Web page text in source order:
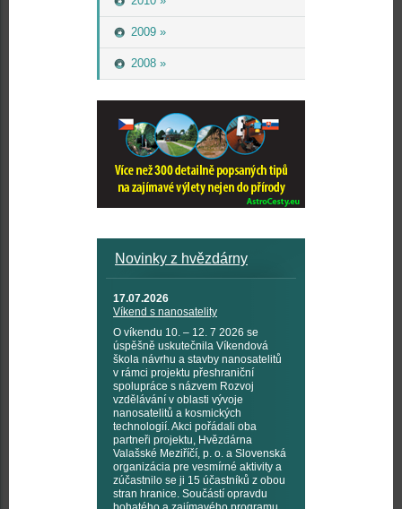
2009 »
2008 »
Novinky z hvězdárny
17.07.2026
Víkend s nanosatelity
O víkendu 10. – 12. 7 2026 se
úspěšně uskutečnila Víkendová
škola návrhu a stavby nanosatelitů
v rámci projektu přeshraniční
spolupráce s názvem Rozvoj
vzdělávání v oblasti vývoje
nanosatelitů a kosmických
technologií. Akci pořádali oba
partneři projektu, Hvězdárna
Valašské Meziříčí, p. o. a Slovenská
organizácia pre vesmírné aktivity a
zúčastnilo se ji 15 účastníků z obou
stran hranice. Součástí opravdu